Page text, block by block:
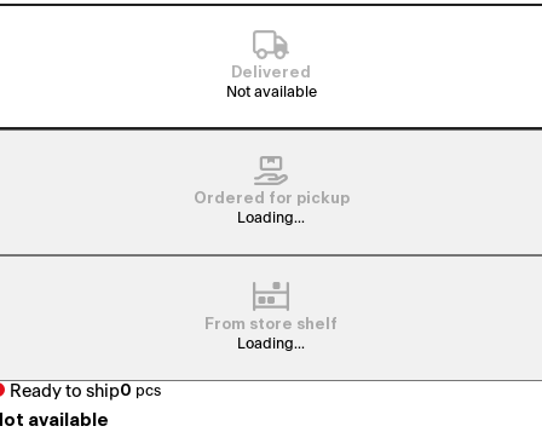
Delivered
Not available
Ordered for pickup
Loading...
From store shelf
Loading...
Ready to ship0 pcs
available